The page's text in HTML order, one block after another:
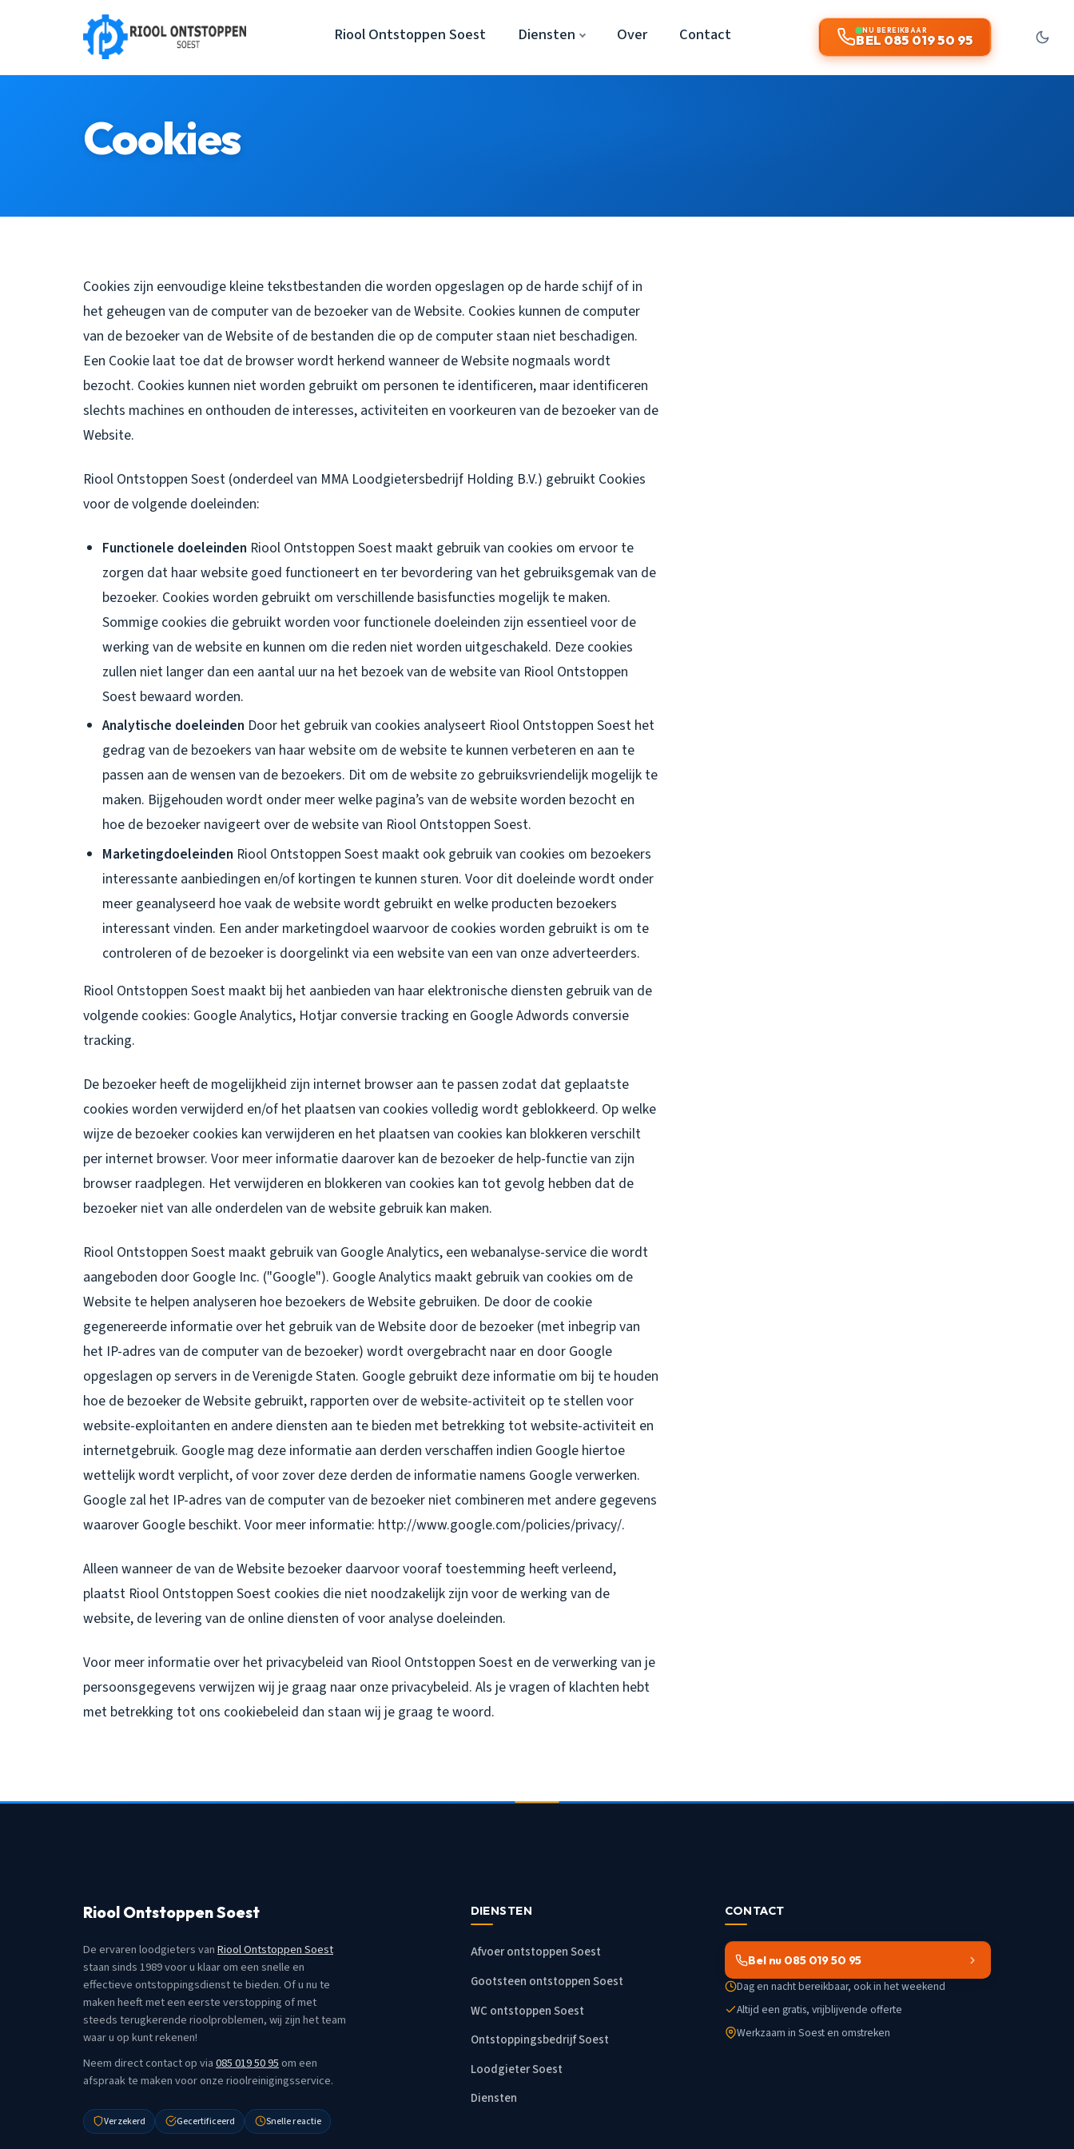
Riool Ontstoppen Soest Diensten Over Contact NU BEREIKBAAR
BEL 085 019 50 95
Cookies
Cookies zijn eenvoudige kleine tekstbestanden die worden opgeslagen op de harde schijf of in
het geheugen van de computer van de bezoeker van de Website. Cookies kunnen de computer
van de bezoeker van de Website of de bestanden die op de computer staan niet beschadigen.
Een Cookie laat toe dat de browser wordt herkend wanneer de Website nogmaals wordt
bezocht. Cookies kunnen niet worden gebruikt om personen te identificeren, maar identificeren
slechts machines en onthouden de interesses, activiteiten en voorkeuren van de bezoeker van de
Website.
Riool Ontstoppen Soest (onderdeel van MMA Loodgietersbedrijf Holding B.V.) gebruikt Cookies
voor de volgende doeleinden:
Functionele doeleinden Riool Ontstoppen Soest maakt gebruik van cookies om ervoor te
zorgen dat haar website goed functioneert en ter bevordering van het gebruiksgemak van de
bezoeker. Cookies worden gebruikt om verschillende basisfuncties mogelijk te maken.
Sommige cookies die gebruikt worden voor functionele doeleinden zijn essentieel voor de
werking van de website en kunnen om die reden niet worden uitgeschakeld. Deze cookies
zullen niet langer dan een aantal uur na het bezoek van de website van Riool Ontstoppen
Soest bewaard worden.
Analytische doeleinden Door het gebruik van cookies analyseert Riool Ontstoppen Soest het
gedrag van de bezoekers van haar website om de website te kunnen verbeteren en aan te
passen aan de wensen van de bezoekers. Dit om de website zo gebruiksvriendelijk mogelijk te
maken. Bijgehouden wordt onder meer welke pagina’s van de website worden bezocht en
hoe de bezoeker navigeert over de website van Riool Ontstoppen Soest.
Marketingdoeleinden Riool Ontstoppen Soest maakt ook gebruik van cookies om bezoekers
interessante aanbiedingen en/of kortingen te kunnen sturen. Voor dit doeleinde wordt onder
meer geanalyseerd hoe vaak de website wordt gebruikt en welke producten bezoekers
interessant vinden. Een ander marketingdoel waarvoor de cookies worden gebruikt is om te
controleren of de bezoeker is doorgelinkt via een website van een van onze adverteerders.
Riool Ontstoppen Soest maakt bij het aanbieden van haar elektronische diensten gebruik van de
volgende cookies: Google Analytics, Hotjar conversie tracking en Google Adwords conversie
tracking.
De bezoeker heeft de mogelijkheid zijn internet browser aan te passen zodat dat geplaatste
cookies worden verwijderd en/of het plaatsen van cookies volledig wordt geblokkeerd. Op welke
wijze de bezoeker cookies kan verwijderen en het plaatsen van cookies kan blokkeren verschilt
per internet browser. Voor meer informatie daarover kan de bezoeker de help-functie van zijn
browser raadplegen. Het verwijderen en blokkeren van cookies kan tot gevolg hebben dat de
bezoeker niet van alle onderdelen van de website gebruik kan maken.
Riool Ontstoppen Soest maakt gebruik van Google Analytics, een webanalyse-service die wordt
aangeboden door Google Inc. ("Google"). Google Analytics maakt gebruik van cookies om de
Website te helpen analyseren hoe bezoekers de Website gebruiken. De door de cookie
gegenereerde informatie over het gebruik van de Website door de bezoeker (met inbegrip van
het IP-adres van de computer van de bezoeker) wordt overgebracht naar en door Google
opgeslagen op servers in de Verenigde Staten. Google gebruikt deze informatie om bij te houden
hoe de bezoeker de Website gebruikt, rapporten over de website-activiteit op te stellen voor
website-exploitanten en andere diensten aan te bieden met betrekking tot website-activiteit en
internetgebruik. Google mag deze informatie aan derden verschaffen indien Google hiertoe
wettelijk wordt verplicht, of voor zover deze derden de informatie namens Google verwerken.
Google zal het IP-adres van de computer van de bezoeker niet combineren met andere gegevens
waarover Google beschikt. Voor meer informatie: http://www.google.com/policies/privacy/.
Alleen wanneer de van de Website bezoeker daarvoor vooraf toestemming heeft verleend,
plaatst Riool Ontstoppen Soest cookies die niet noodzakelijk zijn voor de werking van de
website, de levering van de online diensten of voor analyse doeleinden.
Voor meer informatie over het privacybeleid van Riool Ontstoppen Soest en de verwerking van je
persoonsgegevens verwijzen wij je graag naar onze privacybeleid. Als je vragen of klachten hebt
met betrekking tot ons cookiebeleid dan staan wij je graag te woord.
Riool Ontstoppen Soest
De ervaren loodgieters vanRiool Ontstoppen Soest
staan sinds 1989 voor u klaar om een snelle en
effectieve ontstoppingsdienst te bieden. Of u nu te
maken heeft met een eerste verstopping of met
steeds terugkerende rioolproblemen, wij zijn het team
waar u op kunt rekenen!
Neem direct contact op via085 019 50 95om een
afspraak te maken voor onze rioolreinigingsservice.
Verzekerd Gecertificeerd Snelle reactie
DIENSTEN
Afvoer ontstoppen Soest
Gootsteen ontstoppen Soest
WC ontstoppen Soest
Ontstoppingsbedrijf Soest
Loodgieter Soest
Diensten
CONTACT
Bel nu 085 019 50 95
Dag en nacht bereikbaar, ook in het weekend
Altijd een gratis, vrijblijvende offerte
Werkzaam in Soest en omstreken